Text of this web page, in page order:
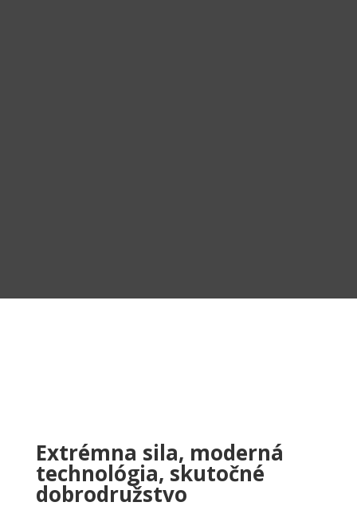
Extrémna sila, moderná
technológia, skutočné
dobrodružstvo